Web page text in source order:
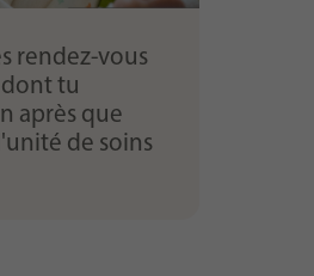
rendez-vous
tu
après que
de soins